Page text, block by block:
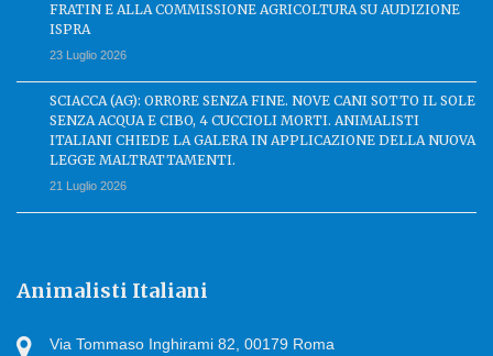
FRATIN E ALLA COMMISSIONE AGRICOLTURA SU AUDIZIONE
ISPRA
23 Luglio 2026
SCIACCA (AG): ORRORE SENZA FINE. NOVE CANI SOTTO IL SOLE
SENZA ACQUA E CIBO, 4 CUCCIOLI MORTI. ANIMALISTI
ITALIANI CHIEDE LA GALERA IN APPLICAZIONE DELLA NUOVA
LEGGE MALTRATTAMENTI.
21 Luglio 2026
Animalisti Italiani
Via Tommaso Inghirami 82, 00179 Roma